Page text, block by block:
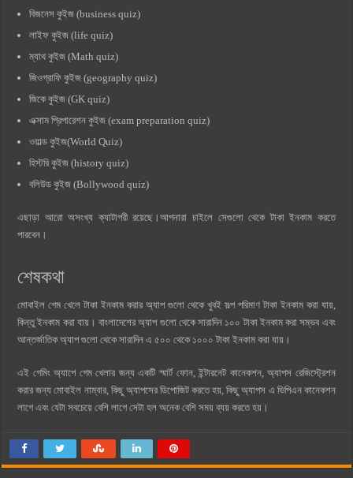
বিজনেস কুইজ (business quiz)
লাইফ কুইজ (life quiz)
ম্যাথ কুইজ (Math quiz)
জিওগ্রাফি কুইজ (geography quiz)
জিকে কুইজ (GK quiz)
এক্সাম প্রিপারেশন কুইজ (exam preparation quiz)
ওয়াল্ড কুইজ(World Quiz)
হিস্টরি কুইজ (history quiz)
বলিউড কুইজ (Bollywood quiz)
এছাড়া আরো অসংখ্য ক্যাটাগরী রয়েছে।আপনারা চাইলে সেগুলো থেকে টাকা ইনকাম করতে
পারবেন।
শেষকথা
মোবাইল গেম খেলে টাকা ইনকাম করার অ্যাপ গুলো থেকে খুবই সল্প পরিমাণ টাকা ইনকাম করা যায়,
কিন্তু ইনকাম করা যায়। বাংলাদেশের অ্যাপ গুলো থেকে সারাদিন ১০০ টাকা ইনকাম করা সম্ভব এবং
আন্তর্জাতিক অ্যাপ গুলো থেকে সারাদিন এ ৫০০ থেকে ১০০০ টাকা ইনকাম করা যায়।
এই গেমিং অ্যাপে গেম খেলার জন্য একটি স্মার্ট ফোন, ইন্টারনেট কানেকশন, অ্যাপস রেজিস্ট্রেশন
করার জন্য মোবাইল নাম্বার, কিছু অ্যাপসের ডিপোজিট করতে হয়, কিছু অ্যাপস এ ভিপিএন কানেকশন
লাগে এবং যেটা সবচেয়ে বেশি লাগে সেটা হল অনেক বেশি সময় ব্যয় করতে হয়।